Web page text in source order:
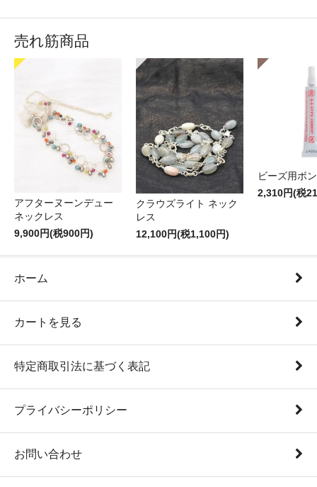
売れ筋商品
アフターヌーンデュー
ネックレス
9,900円(税900円)
クラウズライト ネック
レス
12,100円(税1,100円)
ビーズ用ボ
2,310円(税
ホーム
カートを見る
特定商取引法に基づく表記
プライバシーポリシー
お問い合わせ